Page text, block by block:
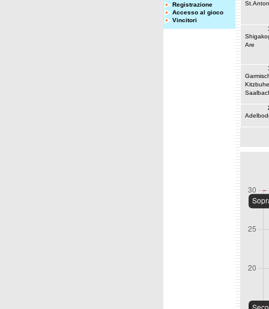
Registrazione
Accesso al gioco
Vincitori
St.Anton
Are